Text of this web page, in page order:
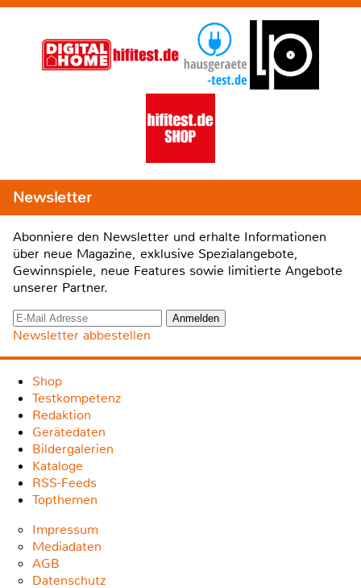
Newsletter
Abonniere den Newsletter und erhalte Informationen
über neue Magazine, exklusive Spezialangebote,
Gewinnspiele, neue Features sowie limitierte Angebote
unserer Partner.
Newsletter abbestellen
Shop
Testkompetenz
Redaktion
Gerätedaten
Bildergalerien
Kataloge
RSS-Feeds
Topthemen
Impressum
Mediadaten
AGB
Datenschutz